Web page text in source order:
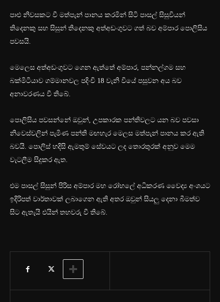
පාළු නිවසකට වී මත්පැන් පානය කරමින් සිටි පාසල් සිසුවියන්
තිදෙනකු සහ සිසුන් තිදෙනකු අත්අඩංගුවට ගත් බව අම්පාර පොලිසිය
පවසයි.
මෙලෙස අත්අඩංගුවට ගෙන ඇත්තේ අම්පාර, පන්නල්ගම සහ
බක්මිටියාව ගම්මානවල පදිංචි 18 වැනි වියේ පසුවන අය බව
අනාවරණය වී තිබේ.
පොලිසිය පවසන්නේ ඔවුන්, උපකාරක පන්තිවලට යන බව පවසා
නිවෙස්වලින් පැමිණ පන්ති මඟහැර මෙලස මත්පැන් පානය කර ඇති
බවයි. පොලිස් හදිසි ඇමතුම් සේවයට ලද තොරතුරක් අනුව මෙම
වැටලීම සිදුකර ඇත.
එම පාසල් සිසුන් පිරිස අම්පාර මහ රෝහලේ අධිකරණ වෛද්‍ය අංශයට
ඉදිරිපත් වාර්තාවක් ලබාගෙන ඇති අතර ඔවුන් සියලු දෙනා බීමත්ව
සිට ඇතැයි එයින් තහවරු වී තිබේ.